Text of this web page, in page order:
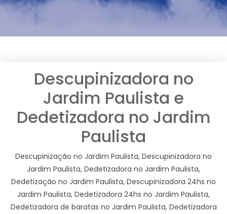
Descupinizadora no
Jardim Paulista e
Dedetizadora no Jardim
Paulista
Descupinização no Jardim Paulista, Descupinizadora no
Jardim Paulista, Dedetizadora no Jardim Paulista,
Dedetização no Jardim Paulista, Descupinizadora 24hs no
Jardim Paulista, Dedetizadora 24hs no Jardim Paulista,
Dedetizadora de baratas no Jardim Paulista, Dedetizadora